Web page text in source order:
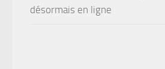
désormais en ligne